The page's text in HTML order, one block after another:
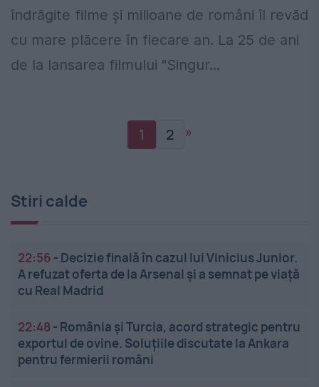
îndrăgite filme şi milioane de români îl revăd
cu mare plăcere în fiecare an. La 25 de ani
de la lansarea filmului "Singur...
1 2 »
Stiri calde
22:56 - Decizie finală în cazul lui Vinicius Junior.
A refuzat oferta de la Arsenal și a semnat pe viață
cu Real Madrid
22:48 - România și Turcia, acord strategic pentru
exportul de ovine. Soluțiile discutate la Ankara
pentru fermierii români